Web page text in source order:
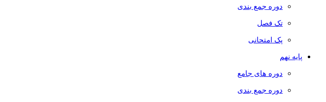
دوره جمع بندی
تک فصل
پک امتحانی
پایه نهم
دوره های جامع
دوره جمع بندی